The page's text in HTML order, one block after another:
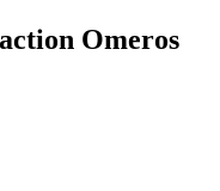
Omeros